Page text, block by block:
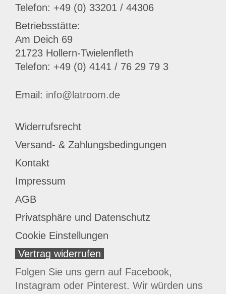
Telefon: +49 (0) 33201 / 44306
Betriebsstätte:
Am Deich 69
21723 Hollern-Twielenfleth
Telefon: +49 (0) 4141 / 76 29 79 3
Email: info@latroom.de
Widerrufsrecht
Versand- & Zahlungsbedingungen
Kontakt
Impressum
AGB
Privatsphäre und Datenschutz
Cookie Einstellungen
Vertrag widerrufen
Folgen Sie uns gern auf Facebook,
Instagram oder Pinterest. Wir würden uns